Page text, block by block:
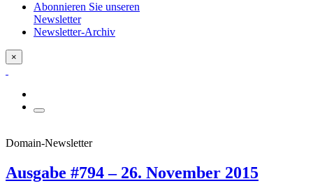
Abonnieren Sie unseren
Newsletter
Newsletter-Archiv
×
Domain-Newsletter
Ausgabe #794 – 26. November 2015